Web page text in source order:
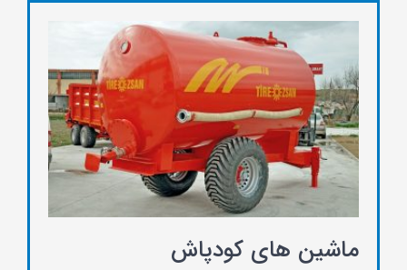
ماشین های کودپاش